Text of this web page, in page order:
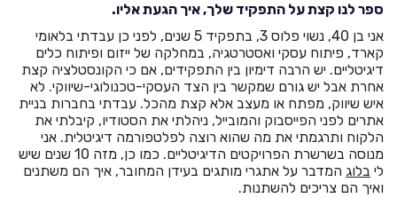
ספר לנו קצת על התפקיד שלך, איך הגעת אליו.
אני בן 40, נשוי פלוס 3, בתפקיד 5 שנים, לפני כן עבדתי בלאומי
קארד, פיתוח עסקי ואסטרטגיה, במחלקה של ייזום ופיתוח כלים
דיגיטליים. יש הרבה דימיון בין התפקידים, אם כי הקונסטלציה קצת
אחרת אבל יש גורם שמקשר בין הצד העסקי-טכנולוגי-שיווקי. לא
איש שיווק, מפתח או מעצב אלא קצת מהכל. עבדתי בחברות בניית
אתרים לפני הפייסבוק והמובייל, ניהלתי את הסטודיו, קיבלתי את
הלקוח ותרגמתי את מה שהוא רוצה לפלטפורמה דיגיטלית. אני
מנוסה בשרשרת הפרויקטים הדיגיטליים. כמו כן, מזה 10 שנים שיש
לי בלוג המדבר על אתגרי מותגים בעידן המחובר, איך הם משתנים
ואיך הם צריכים להשתנות.